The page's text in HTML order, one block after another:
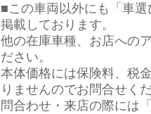
■この車両以外にも「車
掲載しております。
他の在庫車種、お店への
ださい。
本体価格には保険料、税
りませんのでお問合せく
問合わせ・来店の際には